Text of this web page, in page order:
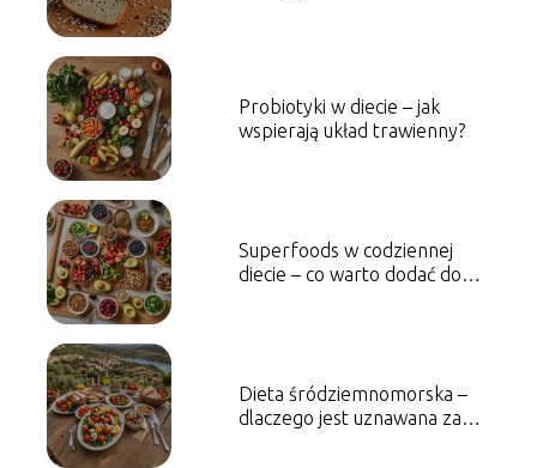
Probiotyki w diecie – jak
wspierają układ trawienny?
Superfoods w codziennej
diecie – co warto dodać do
Dieta śródziemnomorska –
dlaczego jest uznawana za